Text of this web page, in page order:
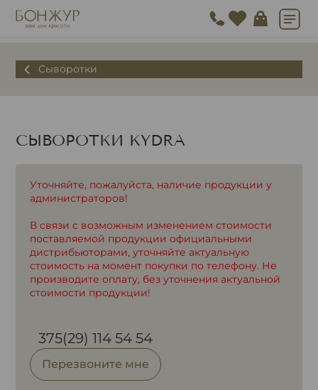
Сыворотки
СЫВОРОТКИ KYDRA
Уточняйте, пожалуйста, наличие продукции у
администраторов!
В связи с возможным изменением стоимости
поставляемой продукции официальными
дистрибьюторами, уточняйте актуальную
стоимость на момент покупки по телефону. Не
производите оплату, без уточнения актуальной
стоимости продукции!
375(29) 114 54 54
Перезвоните мне